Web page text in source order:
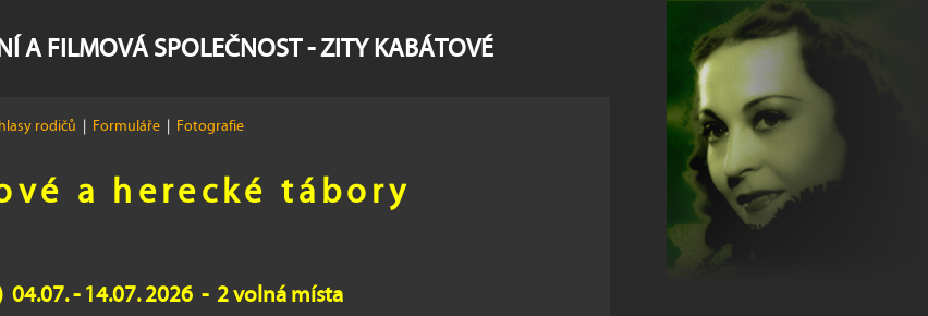
A FILMOVÁ SPOLEČNOST - ZITY KABÁTOVÉ
rodičů | Formuláře | Fotografie
a herecké tábory
04.07. - 14.07. 2026 - 2 volná místa